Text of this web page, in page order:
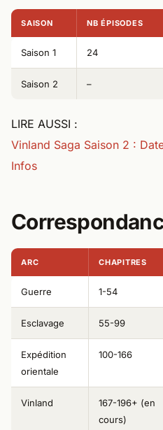
SAISON NB ÉPISODES
Saison 1 24
Saison 2 –
LIRE AUSSI :
Vinland Saga Saison 2 :
Infos
ARC CHAPITRES
Guerre 1-54
Esclavage 55-99
Expédition
orientale
100-166
Vinland
167-196+ (en
cours)